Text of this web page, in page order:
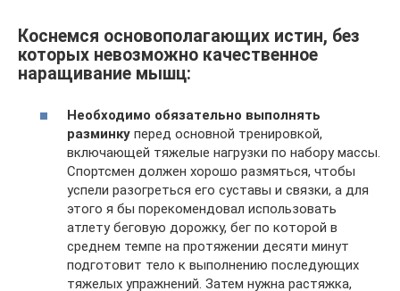
Коснемся основополагающих истин, без
которых невозможно качественное
наращивание мышц:
Необходимо обязательно выполнять
разминку перед основной тренировкой,
включающей тяжелые нагрузки по набору массы.
Спортсмен должен хорошо размяться, чтобы
успели разогреться его суставы и связки, а для
этого я бы порекомендовал использовать
атлету беговую дорожку, бег по которой в
среднем темпе на протяжении десяти минут
подготовит тело к выполнению последующих
тяжелых упражнений. Затем нужна растяжка,